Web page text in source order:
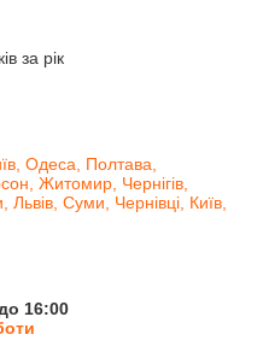
за рік
Одеса, Полтава,
Житомир, Чернігів,
Суми, Чернівці, Київ,
16:00